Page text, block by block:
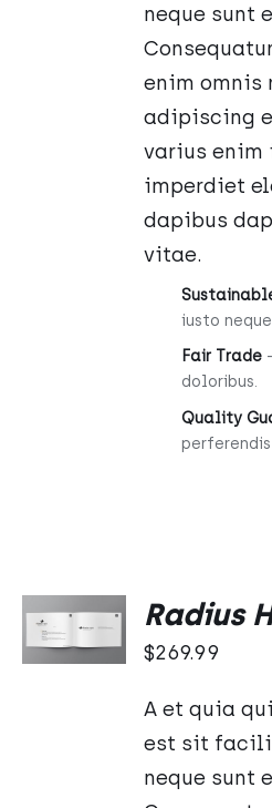
neque sunt
enim omnis
adipiscing
varius enim
imperdiet
dapibus
vitae.
iusto
Fair Trade-
doloribus.
Quality
DO
KOSZYKA
/
Radius
$269.99
A et quia
est sit
neque sunt